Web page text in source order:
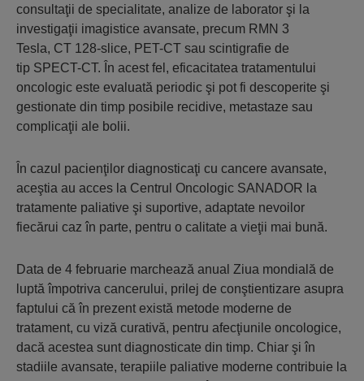
consultaţii de specialitate, analize de laborator şi la
investigaţii imagistice avansate, precum RMN 3
Tesla, CT 128-slice, PET-CT sau scintigrafie de
tip SPECT-CT. În acest fel, eficacitatea tratamentului
oncologic este evaluată periodic şi pot fi descoperite şi
gestionate din timp posibile recidive, metastaze sau
complicaţii ale bolii.
În cazul pacienţilor diagnosticaţi cu cancere avansate,
aceştia au acces la Centrul Oncologic SANADOR la
tratamente paliative şi suportive, adaptate nevoilor
fiecărui caz în parte, pentru o calitate a vieţii mai bună.
Data de 4 februarie marchează anual Ziua mondială de
luptă împotriva cancerului, prilej de conştientizare asupra
faptului că în prezent există metode moderne de
tratament, cu viză curativă, pentru afecţiunile oncologice,
dacă acestea sunt diagnosticate din timp. Chiar şi în
stadiile avansate, terapiile paliative moderne contribuie la